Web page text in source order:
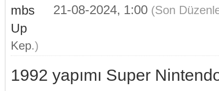
21-08-2024, 1:00 (Son
Kep.)
1992 yapımı Super